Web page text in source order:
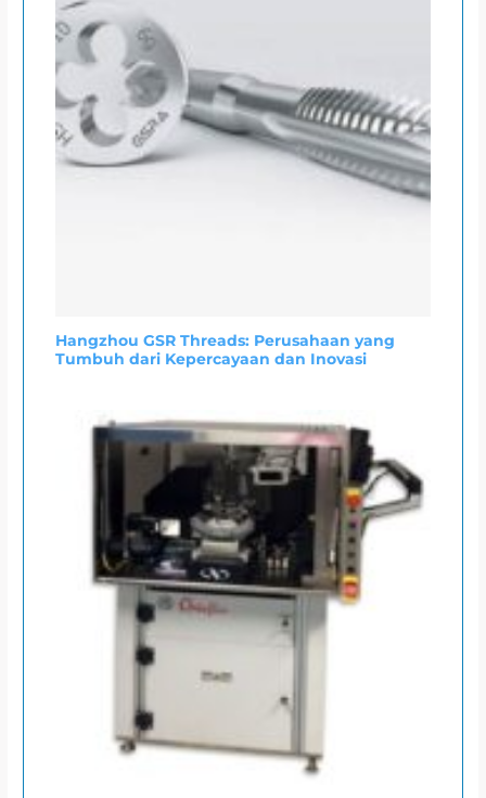
Hangzhou GSR Threads: Perusahaan yang
Tumbuh dari Kepercayaan dan Inovasi